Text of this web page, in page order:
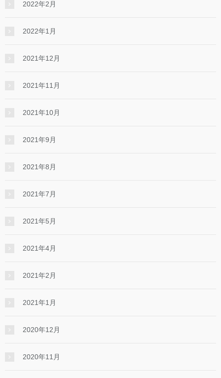
2022年2月
2022年1月
2021年12月
2021年11月
2021年10月
2021年9月
2021年8月
2021年7月
2021年5月
2021年4月
2021年2月
2021年1月
2020年12月
2020年11月